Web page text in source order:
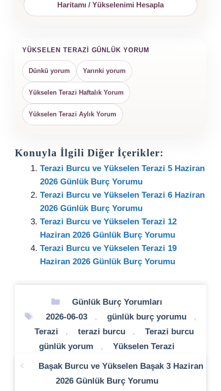
Haritamı / Yükselenimi Hesapla
YÜKSELEN TERAZI GÜNLÜK YORUM
Dünkü yorum Yarınki yorum
Yükselen Terazi Haftalık Yorum
Yükselen Terazi Aylık Yorum
Konuyla İlgili Diğer İçerikler:
Terazi Burcu ve Yükselen Terazi 5 Haziran
2026 Günlük Burç Yorumu
Terazi Burcu ve Yükselen Terazi 6 Haziran
2026 Günlük Burç Yorumu
Terazi Burcu ve Yükselen Terazi 12
Haziran 2026 Günlük Burç Yorumu
Terazi Burcu ve Yükselen Terazi 19
Haziran 2026 Günlük Burç Yorumu
Kategoriler
Günlük Burç Yorumları
Etiketler
2026-06-03 , günlük burç yorumu
,
Terazi
, terazi burcu ,
Terazi burcu
günlük yorum
, Yükselen Terazi
Başak Burcu ve Yükselen Başak 3 Haziran
2026 Günlük Burç Yorumu